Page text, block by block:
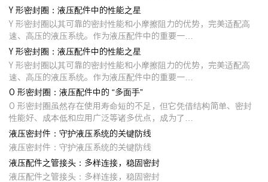
Y 形密封圈：液压配件中的性能之星
Y 形密封圈以其可靠的密封性能和小摩擦阻力的优势，完美适配高
速、高压的液压系统。作为液压配件中的重要一…
Y 形密封圈：液压配件中的性能之星
Y 形密封圈以其可靠的密封性能和小摩擦阻力的优势，完美适配高
速、高压的液压系统。作为液压配件中的重要一…
O 形密封圈：液压配件中的 “多面手”
O 形密封圈虽然存在使用寿命短的不足，但它凭借结构简单、密封
性能好、成本低和应用广泛等诸多优点，成为了…
液压密封件：守护液压系统的关键防线
液压密封件：守护液压系统的关键防线
液压配件之管接头：多样连接，稳固密封
液压配件之管接头：多样连接，稳固密封